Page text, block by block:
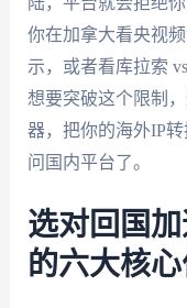
你在加拿大看央视
示，或者看库拉索
想要突破这个限制
器，把你的海外IP
问国内平台了。
选对回国
的六大核